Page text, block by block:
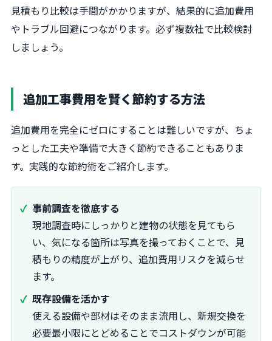
見積もり比較は手間がかかりますが、結果的に追加費用
やトラブル回避につながります。必ず複数社で比較検討
しましょう。
追加工事費用を賢く節約する方法
追加費用を完全にゼロにすることは難しいですが、ちょ
っとした工夫や準備で大きく節約できることもありま
す。実践的な節約術をご紹介します。
事前調査を徹底する
現地調査時にしっかりと建物の状態を見てもら
い、気になる箇所は写真を撮っておくことで、見
積もりの精度が上がり、追加費用リスクを減らせ
ます。
既存設備を活かす
使える設備や部材はそのまま流用し、新規交換を
必要最小限にとどめることでコストダウンが可能